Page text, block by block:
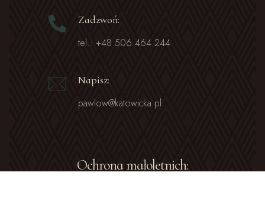
Zadzwoń:
tel.: +48 506 464 244
Napisz:
pawlow@katowicka.pl
Ochrona małoletnich: